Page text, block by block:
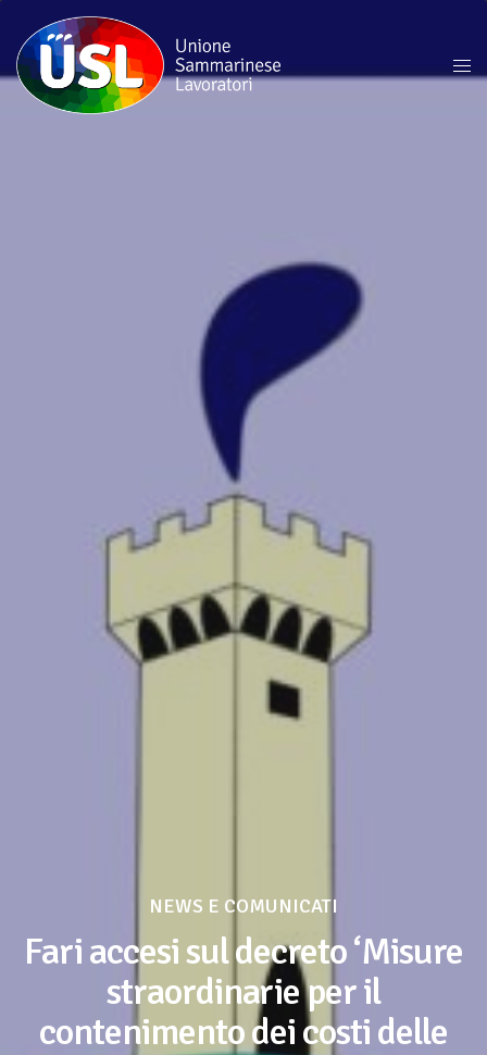
NEWS E COMUNICATI
Fari accesi sul decreto ‘Misure
straordinarie per il
contenimento dei costi delle